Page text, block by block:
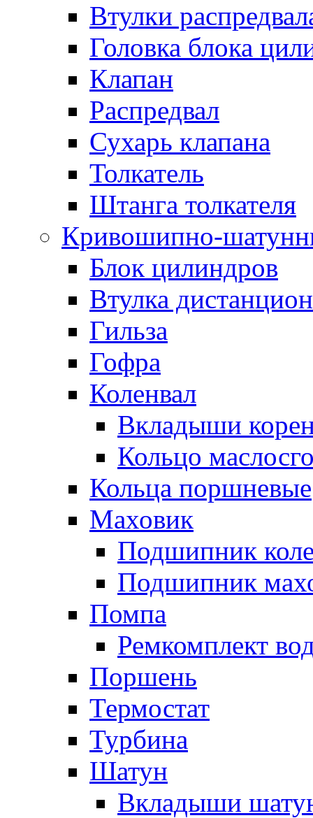
Втулки
Головка блока
Клапан
Распредвал
Сухарь клапана
Толкатель
Штанга толкателя
Кривошипно-
Блок цилиндров
Втулка
Гильза
Гофра
Коленвал
Вкладыши
Кольцо
Кольца поршневые
Маховик
Подшипник
Подшипник
Помпа
Ремкомплект
Поршень
Термостат
Турбина
Шатун
Вкладыши